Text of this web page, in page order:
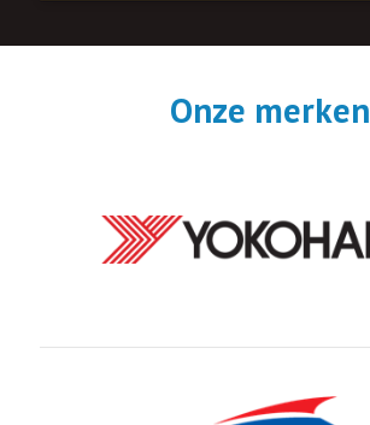
Onze merken